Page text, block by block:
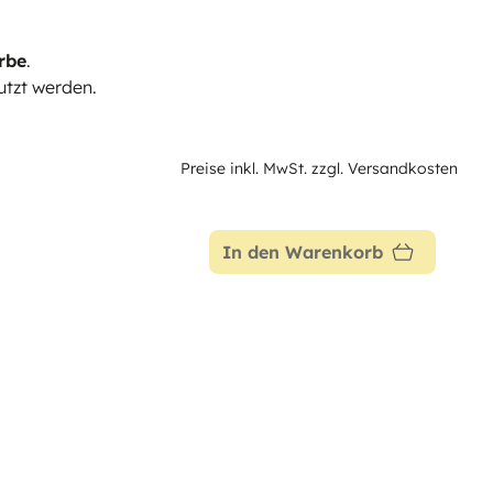
.
werden.
Preise inkl. MwSt. zzgl. Versandkosten
In den Warenkorb